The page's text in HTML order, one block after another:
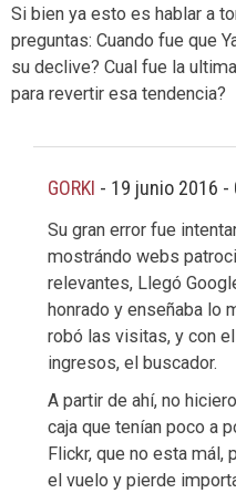
Si bien ya esto es hablar a
preguntas: Cuando fue que
su declive? Cual fue la
para revertir esa tendencia?
GORKI - 19 junio 2016 -
Su gran error fue
mostrándo webs
relevantes, Llegó
honrado y enseñaba lo
robó las visitas, y con
ingresos, el buscador.
A partir de ahí, no
caja que tenían poco a
Flickr, que no esta mál,
el vuelo y pierde